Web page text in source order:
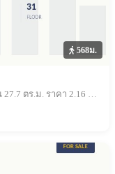
568ม.
ขาย Niche Mono Sukhumvit-Puchao 1 ห้องนอน 27.7 ตร.ม. ราคา 2.16 ล้านบาท